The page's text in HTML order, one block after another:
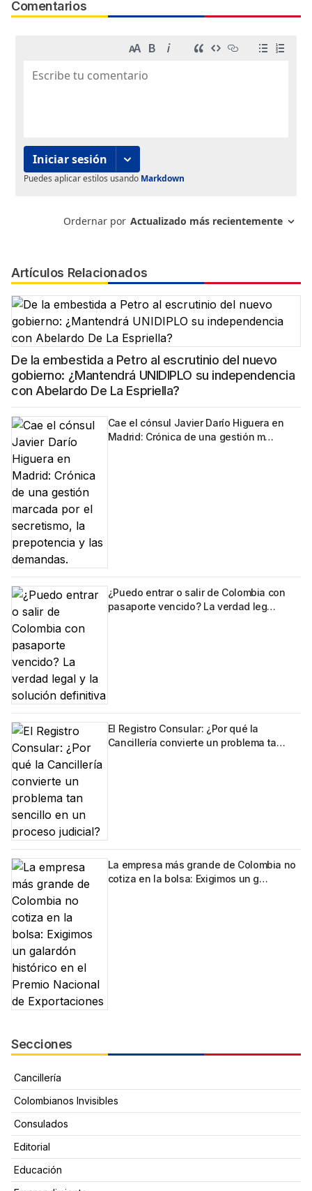
Comentarios
Artículos Relacionados
De la embestida a Petro al escrutinio del nuevo
gobierno: ¿Mantendrá UNIDIPLO su independencia
con Abelardo De La Espriella?
Cae el cónsul Javier Darío Higuera en
Madrid: Crónica de una gestión m…
¿Puedo entrar o salir de Colombia con
pasaporte vencido? La verdad leg…
El Registro Consular: ¿Por qué la
Cancillería convierte un problema ta…
La empresa más grande de Colombia no
cotiza en la bolsa: Exigimos un g…
Secciones
Cancillería
Colombianos Invisibles
Consulados
Editorial
Educación